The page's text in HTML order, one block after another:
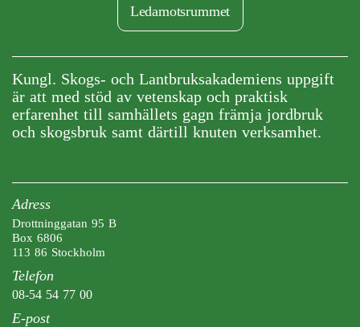
Ledamotsrummet
Kungl. Skogs- och Lantbruksakademiens uppgift
är att med stöd av vetenskap och praktisk
erfarenhet till samhällets gagn främja jordbruk
och skogsbruk samt därtill knuten verksamhet.
Adress
Drottninggatan 95 B
Box 6806
113 86 Stockholm
Telefon
08-54 54 77 00
E-post